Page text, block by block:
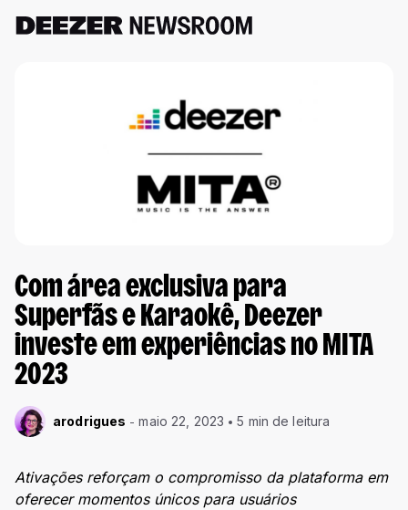
Com área exclusiva para
Superfãs e Karaokê, Deezer
investe em experiências no MITA
2023
arodrigues maio 22, 2023 5 min de leitura
Ativações reforçam o compromisso da plataforma em
oferecer momentos únicos para usuários